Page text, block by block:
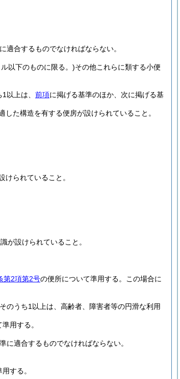
合するものでなければならない。
以下のものに限る。)その他これらに類する小便
以上は、 前項に掲げる基準のほか、次に掲げる基
た構造を有する便房が設けられていること。
られていること。
が設けられていること。
第2項第2号の便所について準用する。
この場合に
のうち1以上は、高齢者、障害者等の円滑な利用
用する。
適合するものでなければならない。
する。